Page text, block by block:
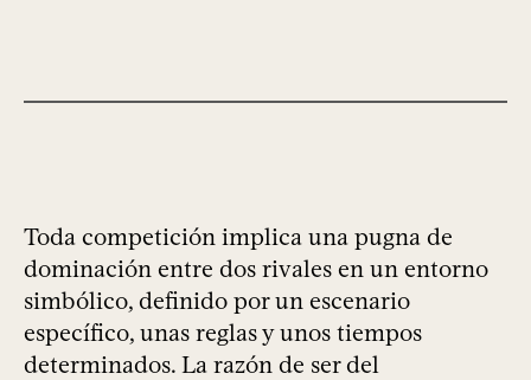
Toda competición implica una pugna de
dominación entre dos rivales en un entorno
simbólico, definido por un escenario
específico, unas reglas y unos tiempos
determinados. La razón de ser del